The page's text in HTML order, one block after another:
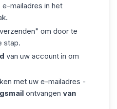
mailadres in het
om door te
stap.
van uw account in om
met uw e-mailadres -
ontvangen van